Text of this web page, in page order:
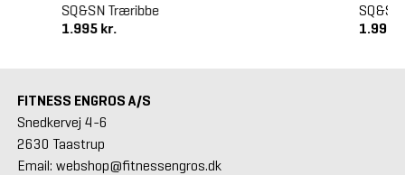
SQ&SN Træribbe
1.995 kr.
1.995
FITNESS ENGROS A/S
Snedkervej 4-6
2630 Taastrup
Email: webshop@fitnessengros.dk